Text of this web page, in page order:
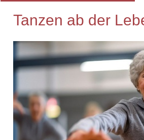
Tanzen ab der